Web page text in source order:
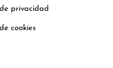
privacidad
cookies